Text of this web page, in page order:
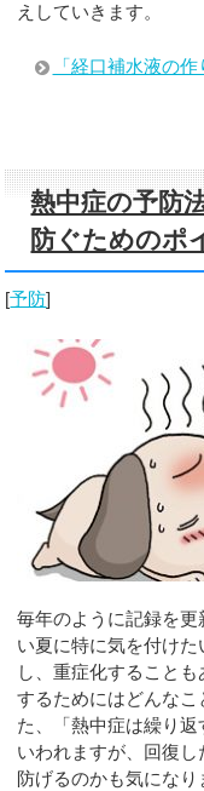
えしていきます。
「経口補水液の
熱中症の予防
防ぐためのポ
[予防]
毎年のように記録を
い夏に特に気を付け
し、重症化すること
するためにはどんな
た、「熱中症は繰り返
いわれますが、回復
防げるのかも気にな